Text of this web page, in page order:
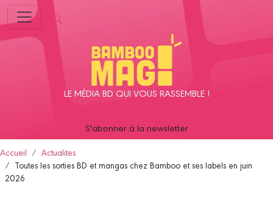
LE MÉDIA BD QUI VOUS RASSEMBLE !
S'abonner à la newsletter
Accueil
Actualites
Toutes les sorties BD et mangas chez Bamboo et ses labels en juin
2026
Panneau de gestion des cookies